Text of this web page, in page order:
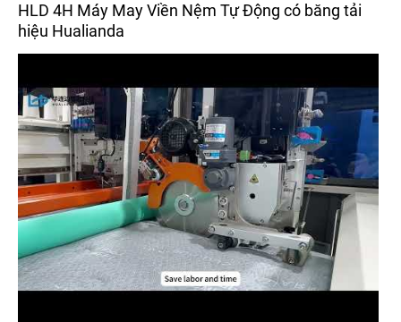
HLD 4H Máy May Viền Nệm Tự Động có băng tải
hiệu Hualianda